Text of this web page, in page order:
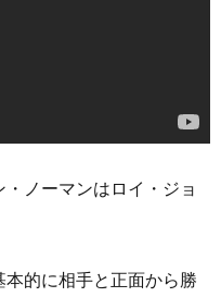
ノーマンはロイ・ジョ
的に相手と正面から勝